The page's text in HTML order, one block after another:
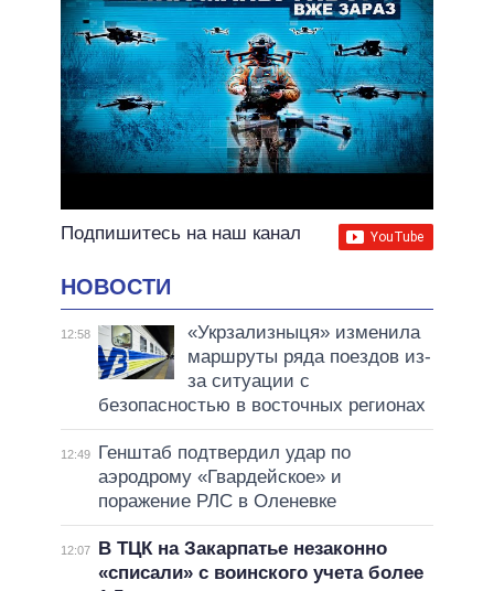
Подпишитесь на наш канал
НОВОСТИ
12:58
«Укрзализныця» изменила
маршруты ряда поездов из-
за ситуации с
безопасностью в восточных регионах
12:49
Генштаб подтвердил удар по
аэродрому «Гвардейское» и
поражение РЛС в Оленевке
12:07
В ТЦК на Закарпатье незаконно
«списали» с воинского учета более